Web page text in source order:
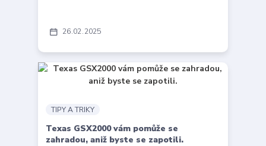
26 02 2025
TIPY A TRIKY
Texas GSX2000 vám pomůže se
zahradou, aniž byste se zapotili.